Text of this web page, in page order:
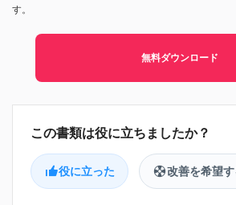
す。
無料ダウンロード
役に立った 改善を希望す